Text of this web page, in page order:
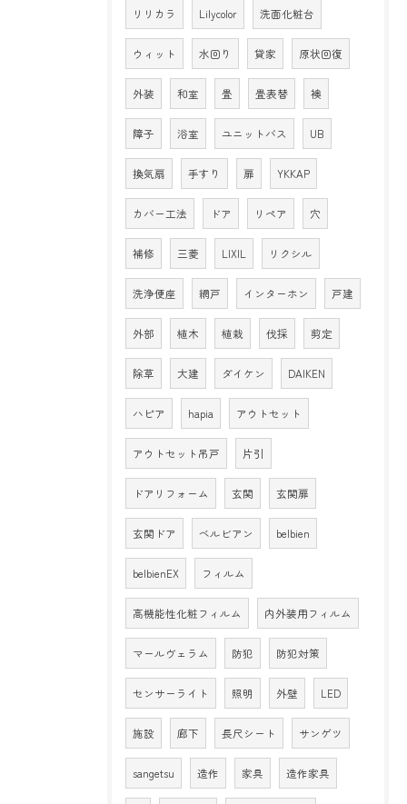
リリカラ Lilycolor 洗面化粧台
ウィット 水回り 貸家 原状回復
外装 和室 畳 畳表替 襖
障子 浴室 ユニットバス UB
換気扇 手すり 扉 YKKAP
カバー工法 ドア リペア 穴
補修 三菱 LIXIL リクシル
洗浄便座 網戸 インターホン 戸建
外部 植木 植栽 伐採 剪定
除草 大建 ダイケン DAIKEN
ハピア hapia アウトセット
アウトセット吊戸 片引
ドアリフォーム 玄関 玄関扉
玄関ドア ベルビアン belbien
belbienEX フィルム
高機能性化粧フィルム 内外装用フィルム
マールヴェラム 防犯 防犯対策
センサーライト 照明 外壁 LED
施設 廊下 長尺シート サンゲツ
sangetsu 造作 家具 造作家具